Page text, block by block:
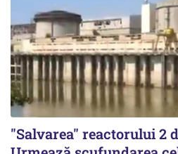
"Salvarea" reactorului 2